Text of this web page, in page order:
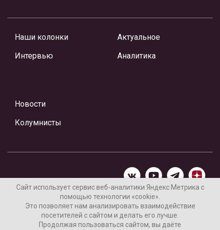
Наши колонки
Интервью
Актуальное
Аналитика
Новости
Колумнисты
Материалы предоставлены редакцией Интернет-газеты
«Ваши новости»
Сайт использует сервис веб-аналитики Яндекс Метрика с
помощью технологии «cookie».
Это позволяет нам анализировать взаимодействие
посетителей с сайтом и делать его лучше.
Продолжая пользоваться сайтом, вы даёте